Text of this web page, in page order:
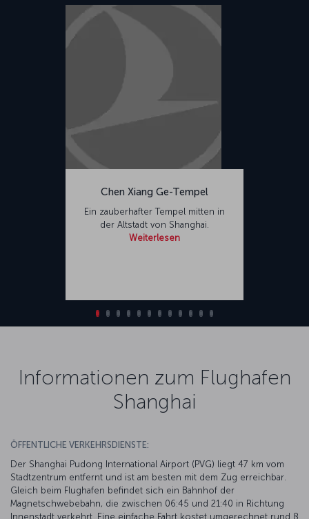
Chen Xiang Ge-Tempel
Ein zauberhafter Tempel mitten in
der Altstadt von Shanghai.
Weiterlesen
Informationen zum Flughafen
Shanghai
ÖFFENTLICHE VERKEHRSDIENSTE:
Der Shanghai Pudong International Airport (PVG) liegt 47 km vom
Stadtzentrum entfernt und ist am besten mit dem Zug erreichbar.
Gleich beim Flughafen befindet sich ein Bahnhof der
Magnetschwebebahn, die zwischen 06:45 und 21:40 in Richtung
Innenstadt verkehrt. Eine einfache Fahrt kostet umgerechnet rund 8